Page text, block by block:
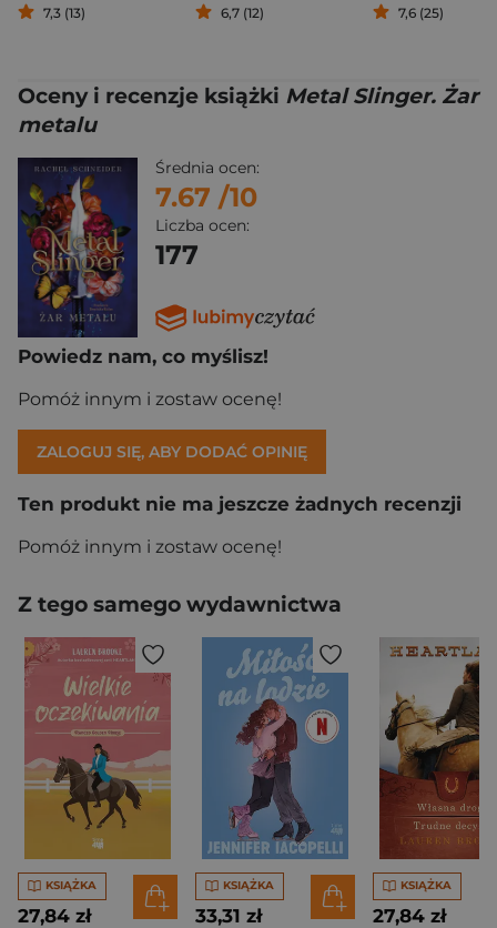
7,3 (13) 6,7 (12) 7,6 (25)
Oceny i recenzje książki Metal Slinger. Żar
metalu
Średnia ocen:
7.67 /10
Liczba ocen:
177
Powiedz nam, co myślisz!
Pomóż innym i zostaw ocenę!
ZALOGUJ SIĘ, ABY DODAĆ OPINIĘ
Ten produkt nie ma jeszcze żadnych recenzji
Pomóż innym i zostaw ocenę!
Z tego samego wydawnictwa
KSIĄŻKA
27,84 zł
KSIĄŻKA
33,31 zł
KSIĄŻKA
27,84 zł